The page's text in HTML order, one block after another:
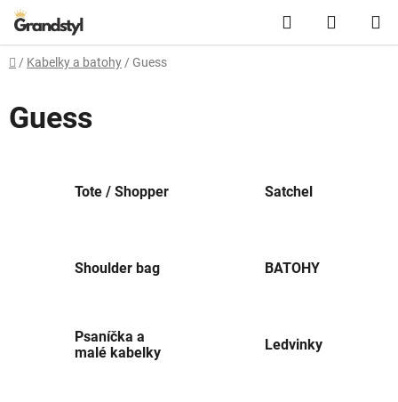
Přejít na obsah Hledat
Domů
/ Kabelky a batohy / Guess
Guess
Tote / Shopper Satchel
Shoulder bag BATOHY
Psaníčka a
malé kabelky
Ledvinky